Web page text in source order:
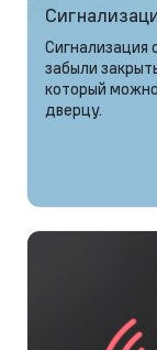
Сигнализация
забыли
который
дверцу.